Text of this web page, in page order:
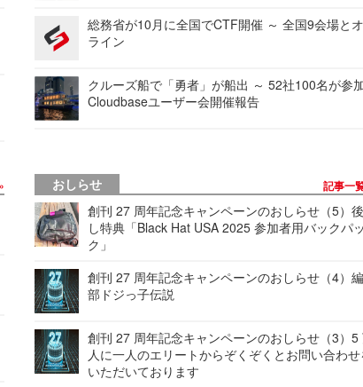
総務省が10月に全国でCTF開催 ～ 全国9会場と
ライン
クルーズ船で「勇者」が船出 ～ 52社100名が参加
Cloudbaseユーザー会開催報告
おしらせ 記事一
創刊 27 周年記念キャンペーンのおしらせ（5）
し特典「Black Hat USA 2025 参加者用バックパッ
ク」
創刊 27 周年記念キャンペーンのおしらせ（4）
部ドジっ子伝説
創刊 27 周年記念キャンペーンのおしらせ（3）5
人に一人のエリートからぞくぞくとお問い合わせ
いただいております